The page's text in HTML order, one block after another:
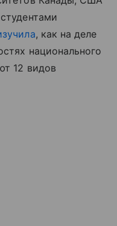
, как на деле
национального
12 видов